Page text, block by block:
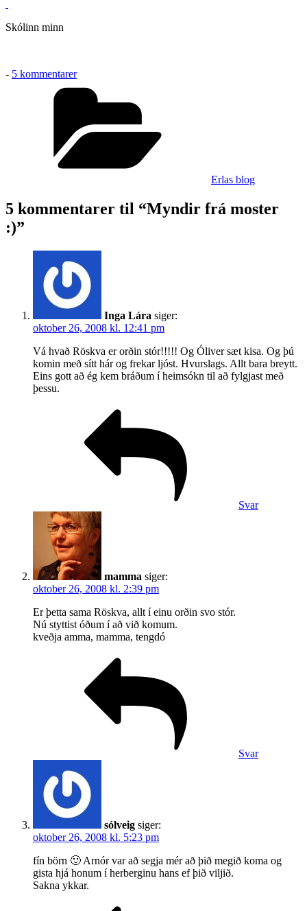
Skólinn minn
- 5 kommentarertil
Myndir
Erlas blog
5 kommentarer til “Myndir frá moster
:)”
Inga Lára siger:
oktober 26, 2008 kl. 12:41 pm
Vá hvað Röskva er orðin stór!!!!! Og Óliver sæt kisa. Og þú
komin með sítt hár og frekar ljóst. Hvurslags. Allt bara breytt.
Eins gott að ég kem bráðum í heimsókn til að fylgjast með
þessu.
Svar
mamma siger:
oktober 26, 2008 kl. 2:39 pm
Er þetta sama Röskva, allt í einu orðin svo stór.
Nú styttist óðum í að við komum.
kveðja amma, mamma, tengdó
Svar
sólveig siger:
oktober 26, 2008 kl. 5:23 pm
fín börn 🙂 Arnór var að segja mér að þið megið koma og
gista hjá honum í herberginu hans ef þið viljið.
Sakna ykkar.